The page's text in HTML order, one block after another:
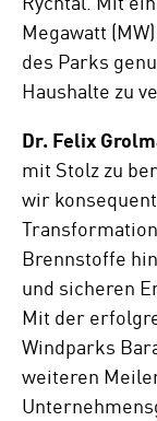
Megawatt
des Parks
Haushalte zu
Dr. Felix
mit Stolz zu
wir
Brennstoffe
und sicheren
Mit der
Windparks
weiteren